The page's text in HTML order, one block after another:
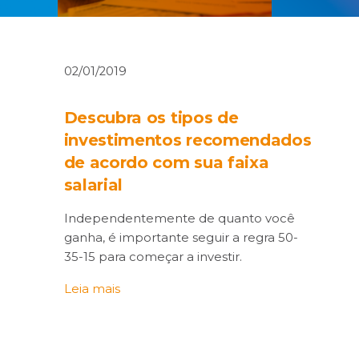
02/01/2019
Descubra os tipos de
investimentos recomendados
de acordo com sua faixa
salarial
Independentemente de quanto você
ganha, é importante seguir a regra 50-
35-15 para começar a investir.
Leia mais